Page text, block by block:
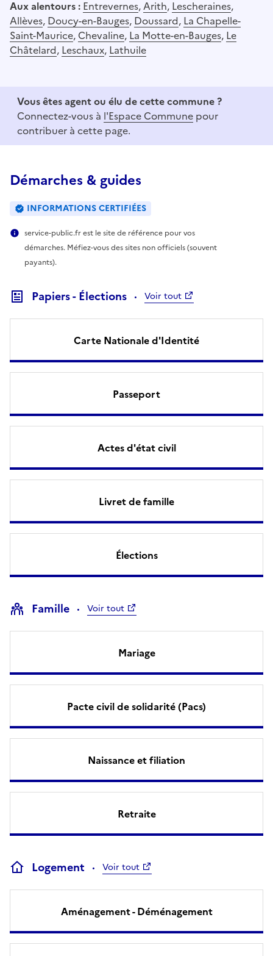
Aux alentours : Entrevernes,Arith, Lescheraines,
Allèves, Doucy-en-Bauges, Doussard, La Chapelle-
Saint-Maurice, Chevaline, La Motte-en-Bauges, Le
Châtelard, Leschaux, Lathuile
Vous êtes agent ou élu de cette commune ?
Connectez-vous à l'Espace Commune pour
contribuer à cette page.
Démarches & guides
INFORMATIONS CERTIFIÉES
service-public.fr est le site de référence pour vos
démarches. Méfiez-vous des sites non officiels (souvent
payants).
Papiers - Élections Voir tout
Carte Nationale d'Identité
Passeport
Actes d'état civil
Livret de famille
Élections
Famille Voir tout
Mariage
Pacte civil de solidarité (Pacs)
Naissance et filiation
Retraite
Logement Voir tout
Aménagement - Déménagement